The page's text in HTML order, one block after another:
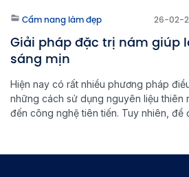
Cẩm nang làm đẹp 26-02-
Giải pháp đặc trị nám giúp
sáng mịn
Hiện nay có rất nhiều phương pháp
những cách sử dụng nguyên liệu thiên
đến công nghệ tiên tiến. Tuy nhiên, để